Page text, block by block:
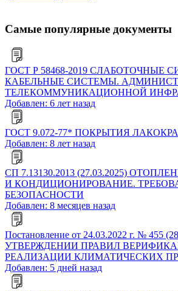
Самые популярные документы
ГОСТ Р 58468-2019 СЛАБОТОЧНЫЕ
КАБЕЛЬНЫЕ СИСТЕМЫ.
ТЕЛЕКОММУНИКАЦИОННОЙ
Добавлен: 6 лет назад
ГОСТ 9.072-77* ПОКРЫТИЯ
Добавлен: 8 лет назад
СП 7.13130.2013 (27.03.2025)
И КОНДИЦИОНИРОВАНИЕ.
БЕЗОПАСНОСТИ
Добавлен: 8 месяцев назад
Постановление от 24.03.2022 г. № 455
УТВЕРЖДЕНИИ ПРАВИЛ
РЕАЛИЗАЦИИ КЛИМАТИЧЕСКИХ
Добавлен: 5 дней назад